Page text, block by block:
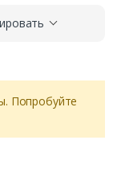
Попробуйте